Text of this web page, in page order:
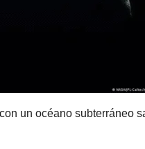
un océano subterráneo